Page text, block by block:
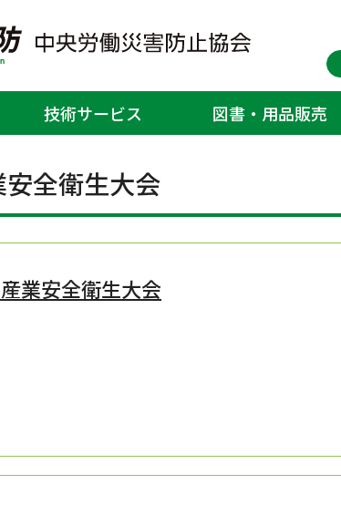
技術サービス 図書・用品販売
十字展
・緑十字展
全衛生大会
業安全衛生大会